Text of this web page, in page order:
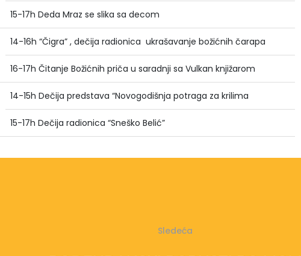
15-17h Deda Mraz se slika sa decom
14-16h “Čigra” , dečija radionica ukrašavanje božićnih čarapa
16-17h Čitanje Božićnih priča u saradnji sa Vulkan knjižarom
14-15h Dečija predstava “Novogodišnja potraga za krilima
15-17h Dečija radionica “Sneško Belić”
Sledeća